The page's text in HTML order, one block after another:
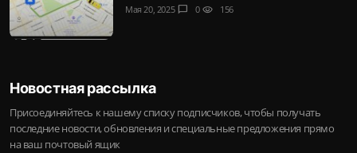
Мая 20, 2025 chat_bubble 0 visibility 156
Новостная рассылка
Присоединяйтесь к нашему списку подписчиков, чтобы получать
последние новости, обновления и специальные предложения прямо
на ваш почтовый ящик